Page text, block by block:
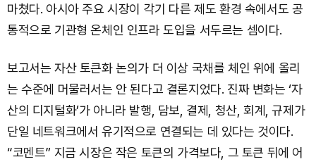
마쳤다. 아시아 주요 시장이 각기 다른 제도 환경 속에서도 공
통적으로 기관형 온체인 인프라 도입을 서두르는 셈이다.
보고서는 자산 토큰화 논의가 더 이상 국채를 체인 위에 올리
는 수준에 머물러서는 안 된다고 결론지었다. 진짜 변화는 ‘자
산의 디지털화’가 아니라 발행, 담보, 결제, 청산, 회계, 규제가
단일 네트워크에서 유기적으로 연결되는 데 있다는 것이다.
“코멘트” 지금 시장은 작은 토큰의 가격보다, 그 토큰 뒤에 어